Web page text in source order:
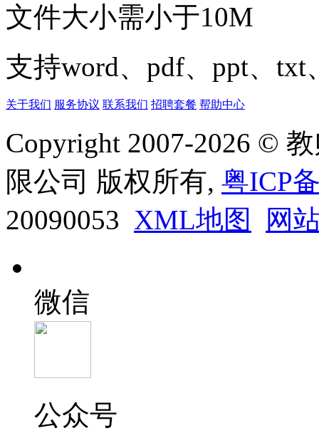
文件大小需小于10M
支持word、pdf、ppt、txt
关于我们 服务协议 联系我们 招聘套餐 帮助中心
Copyright 2007-2026 ©
限公司 版权所有, 粤ICP
20090053 XML地图 网
微信
公众号